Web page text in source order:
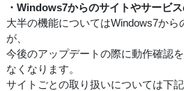
・Windows7からのサイトやサービ
大半の機能についてはWindows7か
が、
今後のアップデートの際に動作確認
なくなります。
サイトごとの取り扱いについては下